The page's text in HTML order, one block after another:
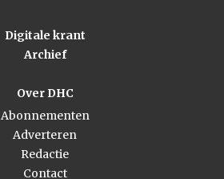
Digitale krant
Archief
Over DHC
Abonnementen
Adverteren
Redactie
Contact